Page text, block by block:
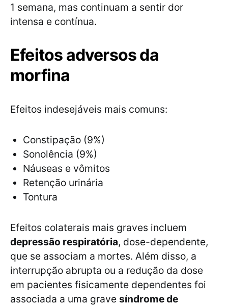
1 semana, mas continuam a sentir dor
intensa e contínua.
Efeitos adversos da
morfina
Efeitos indesejáveis mais comuns:
Constipação (9%)
Sonolência (9%)
Náuseas e vômitos
Retenção urinária
Tontura
Efeitos colaterais mais graves incluem
depressão respiratória, dose-dependente,
que se associam a mortes. Além disso, a
interrupção abrupta ou a redução da dose
em pacientes fisicamente dependentes foi
associada a uma grave síndrome de